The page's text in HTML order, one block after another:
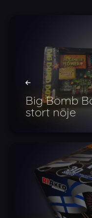
Big Bomb
stort nöje